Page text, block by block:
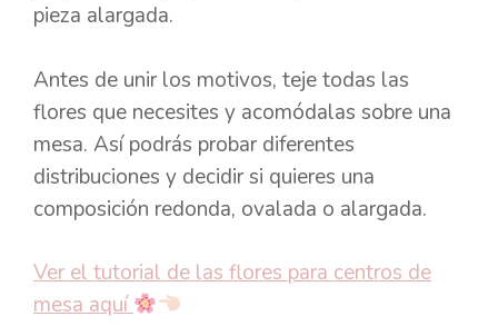
pieza alargada.
Antes de unir los motivos, teje todas las
flores que necesites y acomódalas sobre una
mesa. Así podrás probar diferentes
distribuciones y decidir si quieres una
composición redonda, ovalada o alargada.
Ver el tutorial de las flores para centros de
mesa aquí